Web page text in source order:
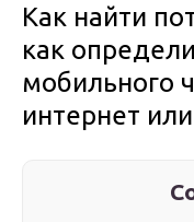
Как найти
как
мобильного
интернет